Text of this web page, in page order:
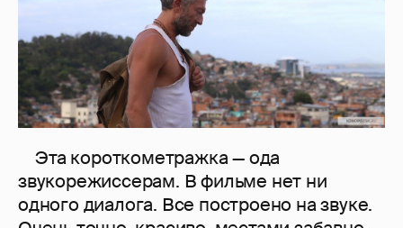
Эта короткометражка — ода
звукорежиссерам. В фильме нет ни
одного диалога. Все построено на звуке.